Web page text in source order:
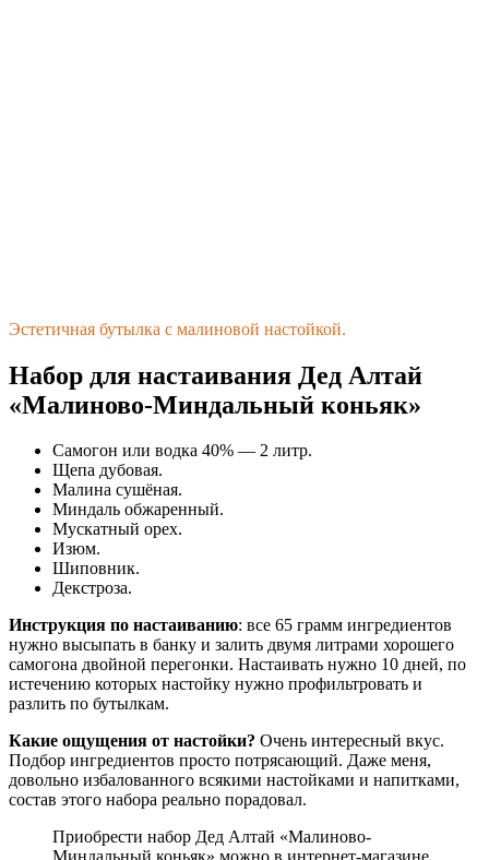
Эстетичная бутылка с малиновой настойкой.
Набор для настаивания Дед Алтай
«Малиново-Миндальный коньяк»
Самогон или водка 40% — 2 литр.
Щепа дубовая.
Малина сушёная.
Миндаль обжаренный.
Мускатный орех.
Изюм.
Шиповник.
Декстроза.
Инструкция по настаиванию: все 65 грамм ингредиентов
нужно высыпать в банку и залить двумя литрами хорошего
самогона двойной перегонки. Настаивать нужно 10 дней, по
истечению которых настойку нужно профильтровать и
разлить по бутылкам.
Какие ощущения от настойки? Очень интересный вкус.
Подбор ингредиентов просто потрясающий. Даже меня,
довольно избалованного всякими настойками и напитками,
состав этого набора реально порадовал.
Приобрести набор Дед Алтай «Малиново-